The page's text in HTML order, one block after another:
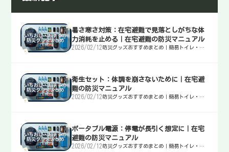
暑さ寒さ対策：在宅避難で見落としがちな体
力消耗を止める｜在宅避難の防災マニュアル
2026/02/12 防災グッズおすすめまとめ｜簡易トイレ・
衛生セット：体調を崩さないために｜在宅避
難の防災マニュアル
2026/02/12 防災グッズおすすめまとめ｜簡易トイレ・
ポータブル電源：停電が長引く想定に｜在宅
避難の防災マニュアル
2026/02/12 防災グッズおすすめまとめ｜簡易トイレ・